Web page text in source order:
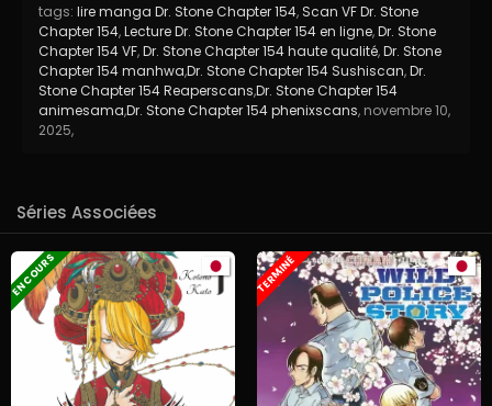
tags: lire manga Dr. Stone Chapter 154, Scan VF Dr. Stone
Chapter 154,Lecture Dr. Stone Chapter 154 en ligne,Dr. Stone
Chapter 154 VF,Dr. Stone Chapter 154 haute qualité,Dr. Stone
Chapter 154 manhwa,Dr. Stone Chapter 154 Sushiscan,Dr.
Stone Chapter 154 Reaperscans,Dr. Stone Chapter 154
animesama,Dr. Stone Chapter 154 phenixscans, novembre 10,
2025,
Séries Associées
EN COURS TERMINÉ